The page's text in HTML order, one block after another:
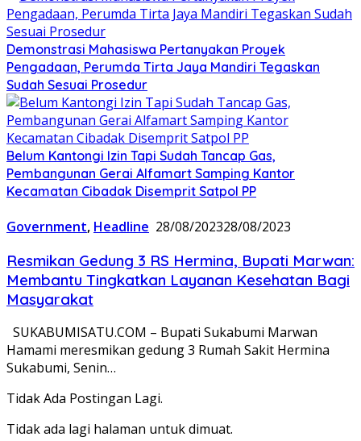
Demonstrasi Mahasiswa Pertanyakan Proyek
Pengadaan, Perumda Tirta Jaya Mandiri Tegaskan
Sudah Sesuai Prosedur
Belum Kantongi Izin Tapi Sudah Tancap Gas,
Pembangunan Gerai Alfamart Samping Kantor
Kecamatan Cibadak Disemprit Satpol PP
Government, Headline 28/08/202328/08/2023
Resmikan Gedung 3 RS Hermina, Bupati Marwan:
Membantu Tingkatkan Layanan Kesehatan Bagi
Masyarakat
SUKABUMISATU.COM – Bupati Sukabumi Marwan
Hamami meresmikan gedung 3 Rumah Sakit Hermina
Sukabumi, Senin…
Tidak Ada Postingan Lagi.
Tidak ada lagi halaman untuk dimuat.